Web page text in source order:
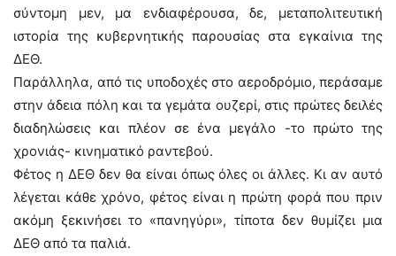
σύντομη μεν, μα ενδιαφέρουσα, δε, μεταπολιτευτική
ιστορία της κυβερνητικής παρουσίας στα εγκαίνια της
ΔΕΘ.
Παράλληλα, από τις υποδοχές στο αεροδρόμιο, περάσαμε
στην άδεια πόλη και τα γεμάτα ουζερί, στις πρώτες δειλές
διαδηλώσεις και πλέον σε ένα μεγάλο -το πρώτο της
χρονιάς- κινηματικό ραντεβού.
Φέτος η ΔΕΘ δεν θα είναι όπως όλες οι άλλες. Κι αν αυτό
λέγεται κάθε χρόνο, φέτος είναι η πρώτη φορά που πριν
ακόμη ξεκινήσει το «πανηγύρι», τίποτα δεν θυμίζει μια
ΔΕΘ από τα παλιά.